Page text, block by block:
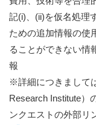
記(i)、(ii)を仮名処理
ための追加情報の使
ることができない情
報
※詳細につきまして
Research Institute）
ンクエストの外部リ